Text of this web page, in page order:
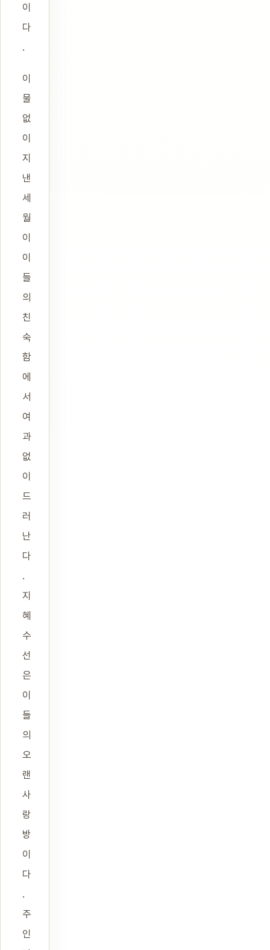
이
다
.
이
물
없
이
지
낸
세
월
이
이
들
의
친
숙
함
에
서
여
과
없
이
드
러
난
다
.
지
혜
수
선
은
이
들
의
오
랜
사
랑
방
이
다
.
주
인